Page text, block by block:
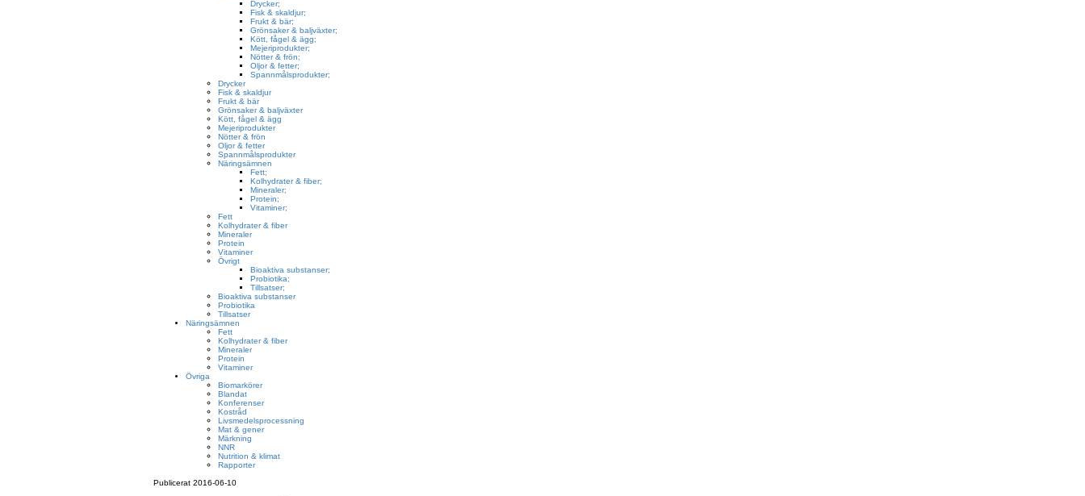
Drycker;
Fisk & skaldjur;
Frukt & bär;
Grönsaker & baljväxter;
Kött, fågel & ägg;
Mejeriprodukter;
Nötter & frön;
Oljor & fetter;
Spannmålsprodukter;
Drycker
Fisk & skaldjur
Frukt & bär
Grönsaker & baljväxter
Kött, fågel & ägg
Mejeriprodukter
Nötter & frön
Oljor & fetter
Spannmålsprodukter
Näringsämnen
Fett;
Kolhydrater & fiber;
Mineraler;
Protein;
Vitaminer;
Fett
Kolhydrater & fiber
Mineraler
Protein
Vitaminer
Övrigt
Bioaktiva substanser;
Probiotika;
Tillsatser;
Bioaktiva substanser
Probiotika
Tillsatser
Näringsämnen
Fett
Kolhydrater & fiber
Mineraler
Protein
Vitaminer
Övriga
Biomarkörer
Blandat
Konferenser
Kostråd
Livsmedelsprocessning
Mat & gener
Märkning
NNR
Nutrition & klimat
Rapporter
Publicerat 2016-06-10